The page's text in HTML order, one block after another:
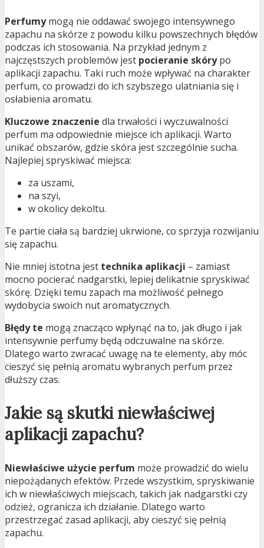
Perfumymogą nie oddawać swojego intensywnego
zapachu na skórze z powodu kilku powszechnych błędów
podczas ich stosowania. Na przykład jednym z
najczęstszych problemów jest pocieranie skórypo
aplikacji zapachu. Taki ruch może wpływać na charakter
perfum, co prowadzi do ich szybszego ulatniania się i
osłabienia aromatu.
Kluczowe znaczenie dla trwałości i wyczuwalności
perfum ma odpowiednie miejsce ich aplikacji. Warto
unikać obszarów, gdzie skóra jest szczególnie sucha.
Najlepiej spryskiwać miejsca:
za uszami,
na szyi,
w okolicy dekoltu.
Te partie ciała są bardziej ukrwione, co sprzyja rozwijaniu
się zapachu.
Nie mniej istotna jest technika aplikacji – zamiast
mocno pocierać nadgarstki, lepiej delikatnie spryskiwać
skórę. Dzięki temu zapach ma możliwość pełnego
wydobycia swoich nut aromatycznych.
Błędy te mogą znacząco wpłynąć na to, jak długo i jak
intensywnie perfumy będą odczuwalne na skórze.
Dlatego warto zwracać uwagę na te elementy, aby móc
cieszyć się pełnią aromatu wybranych perfum przez
dłuższy czas.
Jakie są skutki niewłaściwej
aplikacji zapachu?
Niewłaściwe użycie perfum może prowadzić do wielu
niepożądanych efektów. Przede wszystkim, spryskiwanie
ich w niewłaściwych miejscach, takich jak nadgarstki czy
odzież, ogranicza ich działanie. Dlatego warto
przestrzegać zasad aplikacji, aby cieszyć się pełnią
zapachu.